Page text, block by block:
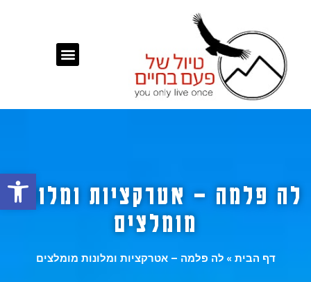
לה פלמה – אטרקציות ומלונות
מומלצים
דף הבית » לה פלמה – אטרקציות ומלונות מומלצים